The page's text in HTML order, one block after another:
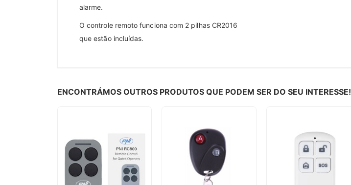
alarme.
O controle remoto funciona com 2 pilhas CR2016
que estão incluídas.
ENCONTRÁMOS OUTROS PRODUTOS QUE PODEM SER DO SEU INTERESSE!